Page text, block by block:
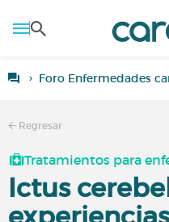
Foro Enfermedades
Regresar
Tratamientos para
Ictus